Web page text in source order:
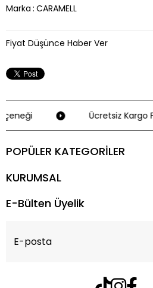
Marka : CARAMELL
Fiyat Düşünce Haber Ver
Ücretsiz Kargo
POPÜLER KATEGORİLER
KURUMSAL
E-Bülten Üyelik